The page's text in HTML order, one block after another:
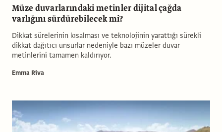
Müze duvarlarındaki metinler dijital çağda
varlığını sürdürebilecek mi?
Dikkat sürelerinin kısalması ve teknolojinin yarattığı sürekli
dikkat dağıtıcı unsurlar nedeniyle bazı müzeler duvar
metinlerini tamamen kaldırıyor.
Emma Riva